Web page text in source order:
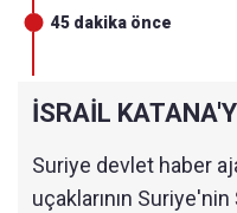
13:20 İSRAİL SINIRA
12:55 İSRAİL
45 dakika önce
İSRAİL
Suriye devlet haber
uçaklarının Suriye'nin